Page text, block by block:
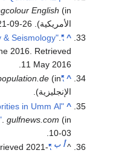
English
الأمريكية). Retrieved
09-26
^
"National Center of Meteorology & Seismology"
.
2016 . Retrieved
11 May 2016
^
"UAE: Emirates"
(in
الإنجليزية).
^
in Umm Al
.gulfnews.com (in الإنجليزية)
10-03
^أ ب "StackPath"
2021-